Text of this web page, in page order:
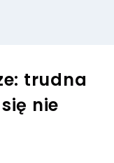
trudna
nie